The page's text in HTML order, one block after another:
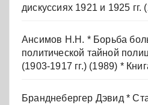
дискуссиях 1921 и 1925
Ансимов Н.Н. * Борьба
политической тайной
(1903-1917 гг.) (1989) *
Бранднебергер Дэвид *